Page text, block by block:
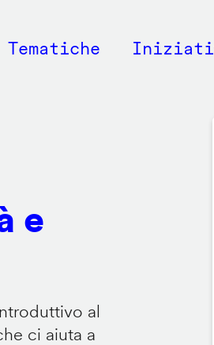
Main
Tematiche
e
al
ci aiuta a